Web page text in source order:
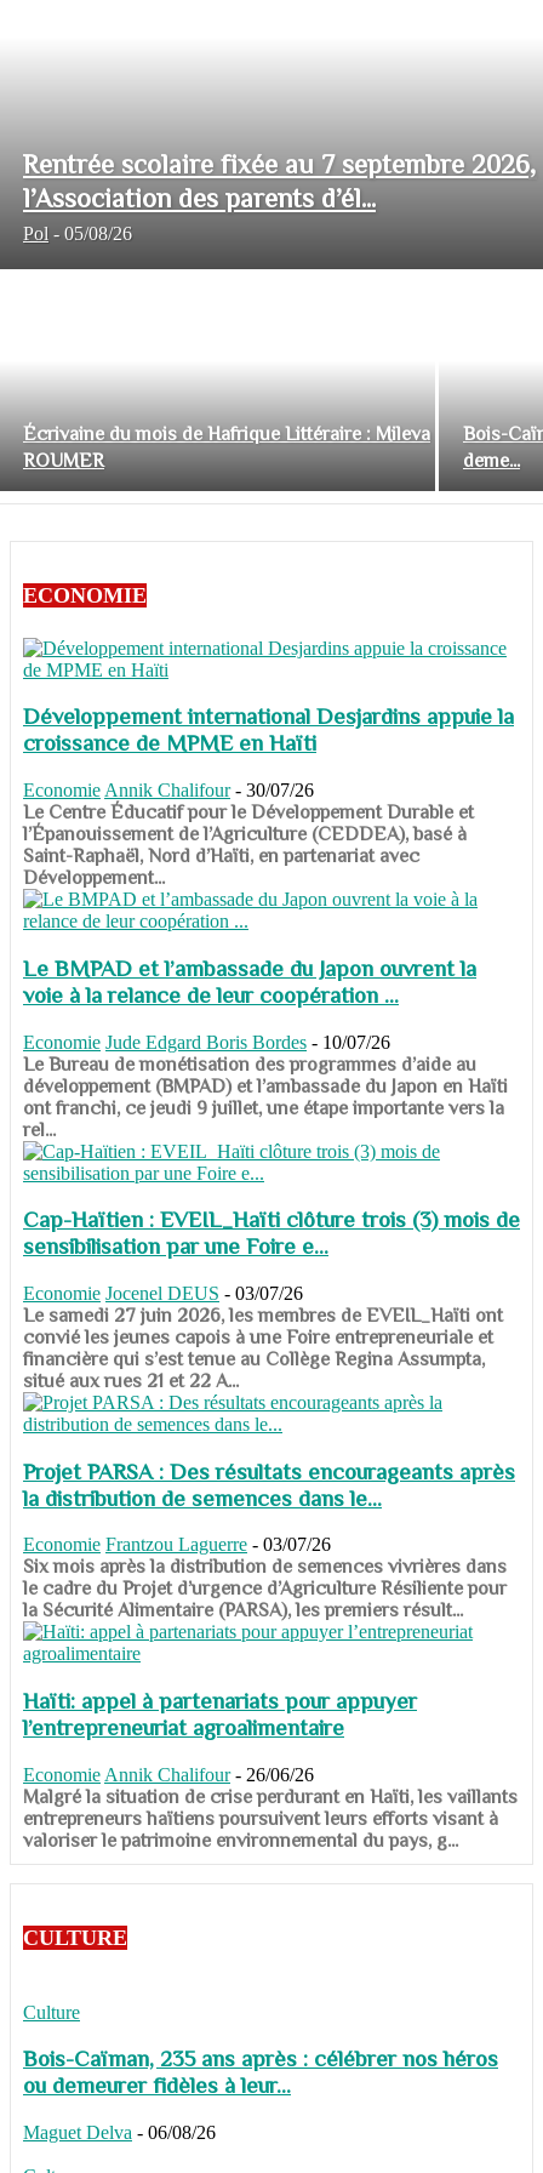
Rentrée scolaire fixée au 7 septembre 2026,
l’Association des parents d’él...
Pol - 05/08/26
Écrivaine du mois de Hafrique Littéraire : Mileva
ROUMER
Bois-
deme...
ECONOMIE
Développement international Desjardins appuie la
croissance de MPME en Haïti
Economie Annik Chalifour - 30/07/26
​​​​​​​Le Centre Éducatif pour le Développement Durable et
l’Épanouissement de l’Agriculture (CEDDEA), basé à
Saint-Raphaël, Nord d’Haïti, en partenariat avec
Développement...
Le BMPAD et l’ambassade du Japon ouvrent la
voie à la relance de leur coopération ...
Economie Jude Edgard Boris Bordes - 10/07/26
​​​​​​​Le Bureau de monétisation des programmes d’aide au
développement (BMPAD) et l’ambassade du Japon en Haïti
ont franchi, ce jeudi 9 juillet, une étape importante vers la
rel...
Cap-Haïtien : EVEIL_Haïti clôture trois (3) mois de
sensibilisation par une Foire e...
Economie Jocenel DEUS - 03/07/26
Le samedi 27 juin 2026, les membres de EVEIL_Haïti ont
convié les jeunes capois à une Foire entrepreneuriale et
financière qui s’est tenue au Collège Regina Assumpta,
situé aux rues 21 et 22 A...
Projet PARSA : Des résultats encourageants après
la distribution de semences dans le...
Economie Frantzou Laguerre - 03/07/26
​​​​​​​Six mois après la distribution de semences vivrières dans
le cadre du Projet d’urgence d’Agriculture Résiliente pour
la Sécurité Alimentaire (PARSA), les premiers résult...
Haïti: appel à partenariats pour appuyer
l’entrepreneuriat agroalimentaire
Economie Annik Chalifour - 26/06/26
​​​​​​​Malgré la situation de crise perdurant en Haïti, les vaillants
entrepreneurs haïtiens poursuivent leurs efforts visant à
valoriser le patrimoine environnemental du pays, g...
CULTURE
Culture
Bois-Caïman, 235 ans après : célébrer nos héros
ou demeurer fidèles à leur...
Maguet Delva - 06/08/26